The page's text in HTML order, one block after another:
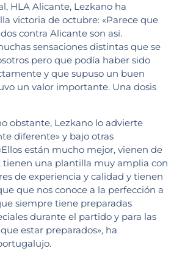
HLA Alicante, Lezkano ha
victoria de octubre: «Parece que
contra Alicante son así.
sensaciones distintas que se
pero que podía haber sido
y que supuso un buen
un valor importante. Una dosis
obstante, Lezkano lo advierte
diferente» y bajo otras
están mucho mejor, vienen de
tienen una plantilla muy amplia con
de experiencia y calidad y tienen
que nos conoce a la perfección a
siempre tiene preparadas
durante el partido y para las
estar preparados», ha